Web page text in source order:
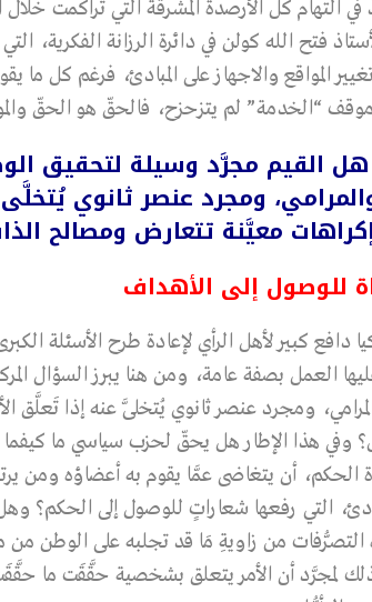
في التهام كل الأرصدة المشرقة التي تراكمت
فتح الله كولن في دائرة الرزانة الفكرية،
تغيير المواقع والاجهاز على المبادئ، فرغم كل
“الخدمة” لم يتزحزح، فالحقّ هو الحقّ
هل القيم مجرَّد وسيلة لتحقيق
ومجرد عنصر ثانوي
معيَّنة تتعارض ومصالح
للوصول إلى الأهداف
دافع كبير لأهل الرأي لإعادة طرح الأسئلة
العمل بصفة عامة، ومن هنا يبرز السؤال
ومجرد عنصر ثانوي يُتخلَّى عنه إذا تَعلَّق
وفي هذا الإطار هل يحقّ لحزب سياسي ما كيفما
أن يتغاضى عمَّا يقوم به أعضاؤه ومن
التي رفعها شعاراتٍ للوصول إلى
التصرُّفات من زاويةِ مَا قد تجلبه على الوطن
لمجرَّد أن الأمر يتعلق بشخصية حقَّقَت ما